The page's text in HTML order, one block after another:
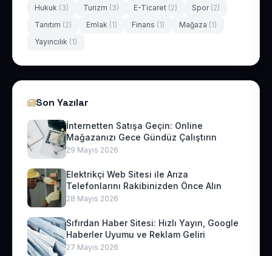
Hukuk (3) Turizm (3) E-Ticaret (2) Spor (2)
Tanıtım (2) Emlak (1) Finans (1) Mağaza (1)
Yayıncılık (1)
Son Yazılar
İnternetten Satışa Geçin: Online
Mağazanızı Gece Gündüz Çalıştırın
29 Mayıs 2026
Elektrikçi Web Sitesi ile Arıza
Telefonlarını Rakibinizden Önce Alın
28 Mayıs 2026
Sıfırdan Haber Sitesi: Hızlı Yayın, Google
Haberler Uyumu ve Reklam Geliri
27 Mayıs 2026